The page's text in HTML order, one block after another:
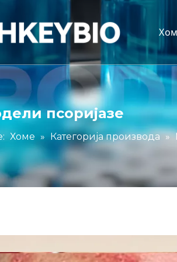
псоријазе
Хоме » Категорија производа »